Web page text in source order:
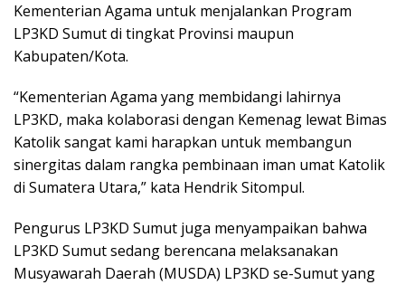
Kementerian Agama untuk menjalankan Program
LP3KD Sumut di tingkat Provinsi maupun
Kabupaten/Kota.
“Kementerian Agama yang membidangi lahirnya
LP3KD, maka kolaborasi dengan Kemenag lewat Bimas
Katolik sangat kami harapkan untuk membangun
sinergitas dalam rangka pembinaan iman umat Katolik
di Sumatera Utara,” kata Hendrik Sitompul.
Pengurus LP3KD Sumut juga menyampaikan bahwa
LP3KD Sumut sedang berencana melaksanakan
Musyawarah Daerah (MUSDA) LP3KD se-Sumut yang